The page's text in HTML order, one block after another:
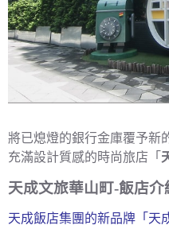
將已熄燈的銀行金庫覆予新
充滿設計質感的時尚旅店「
天成文旅華山町-飯店介
天成飯店集團的新品牌「天